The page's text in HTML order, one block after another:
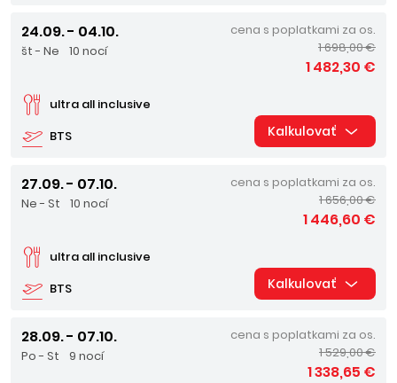
24.09. - 04.10.
št - Ne 10 nocí
BTS
ultra all inclusive
cena s poplatkami za os.
1 698,00 €
1 482,30 €
Kalkulovať
27.09. - 07.10.
Ne - St 10 nocí
BTS
ultra all inclusive
cena s poplatkami za os.
1 656,00 €
1 446,60 €
Kalkulovať
28.09. - 07.10.
Po - St 9 nocí
cena s poplatkami za os.
1 529,00 €
1 338,65 €